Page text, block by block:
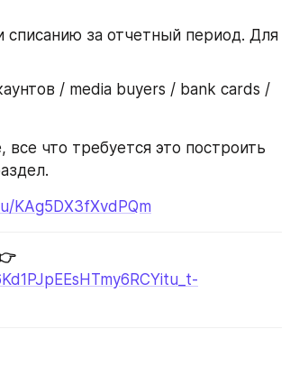
списанию за отчетный период. Для
/ media buyers / bank cards /
что требуется это построить
KAg5DX3fXvdPQm